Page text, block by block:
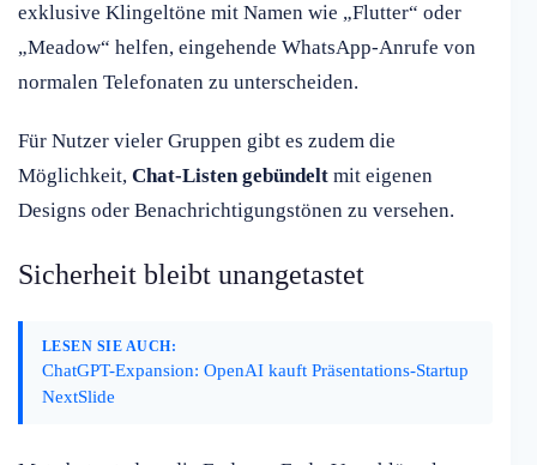
exklusive Klingeltöne mit Namen wie „Flutter“ oder
„Meadow“ helfen, eingehende WhatsApp-Anrufe von
normalen Telefonaten zu unterscheiden.
Für Nutzer vieler Gruppen gibt es zudem die
Möglichkeit, Chat-Listen gebündelt mit eigenen
Designs oder Benachrichtigungstönen zu versehen.
Sicherheit bleibt unangetastet
LESEN SIE AUCH:
ChatGPT-Expansion: OpenAI kauft Präsentations-Startup
NextSlide